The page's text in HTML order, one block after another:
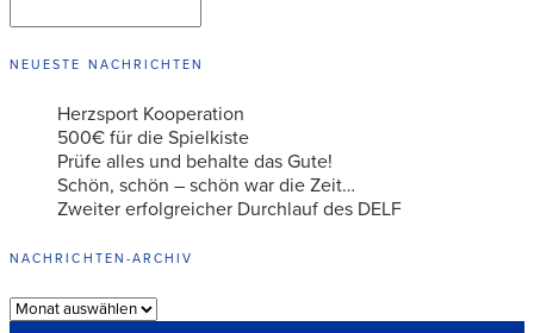
NEUESTE NACHRICHTEN
Herzsport Kooperation
500€ für die Spielkiste
Prüfe alles und behalte das Gute!
Schön, schön – schön war die Zeit…
Zweiter erfolgreicher Durchlauf des DELF
NACHRICHTEN-ARCHIV
Archiv